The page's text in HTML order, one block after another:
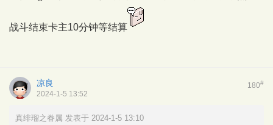
战斗结束卡主10分钟等结算
180#
凉良
2024-1-5 13:52
真绯瑠之眷属 发表于 2024-1-5 13:10